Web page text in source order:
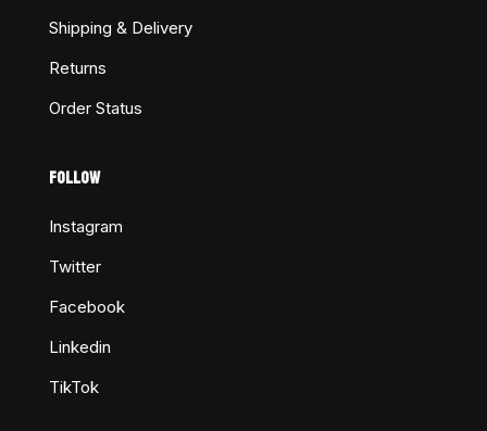
Shipping & Delivery
Returns
Order Status
FOLLOW
Instagram
Twitter
Facebook
Linkedin
TikTok